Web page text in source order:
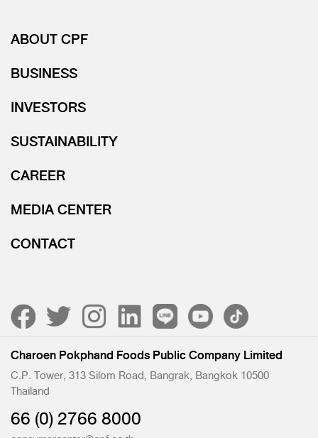
ABOUT CPF
BUSINESS
INVESTORS
SUSTAINABILITY
CAREER
MEDIA CENTER
CONTACT
Charoen Pokphand Foods Public Company Limited
C.P. Tower, 313 Silom Road, Bangrak, Bangkok 10500
Thailand
66 (0) 2766 8000